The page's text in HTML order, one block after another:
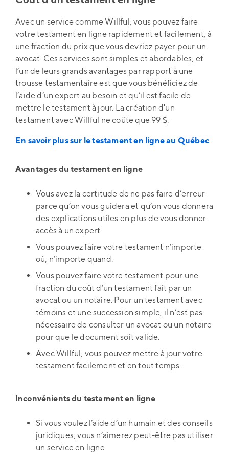
Avec un service comme Willful, vous pouvez faire
votre testament en ligne rapidement et facilement, à
une fraction du prix que vous devriez payer pour un
avocat. Ces services sont simples et abordables, et
l’un de leurs grands avantages par rapport à une
trousse testamentaire est que vous bénéficiez de
l’aide d’un expert au besoin et qu’il est facile de
mettre le testament à jour. La création d'un
testament avec Willful ne coûte que 99 $.
En savoir plus sur le testament en ligne au Québec
Avantages du testament en ligne
Vous avez la certitude de ne pas faire d’erreur
parce qu’on vous guidera et qu’on vous donnera
des explications utiles en plus de vous donner
accès à un expert.
Vous pouvez faire votre testament n’importe
où, n’importe quand.
Vous pouvez faire votre testament pour une
fraction du coût d’un testament fait par un
avocat ou un notaire. Pour un testament avec
témoins et une succession simple, il n’est pas
nécessaire de consulter un avocat ou un notaire
pour que le document soit valide.
Avec Willful, vous pouvez mettre à jour votre
testament facilement et en tout temps.
Inconvénients du testament en ligne
Si vous voulez l’aide d’un humain et des conseils
juridiques, vous n’aimerez peut-être pas utiliser
un service en ligne.